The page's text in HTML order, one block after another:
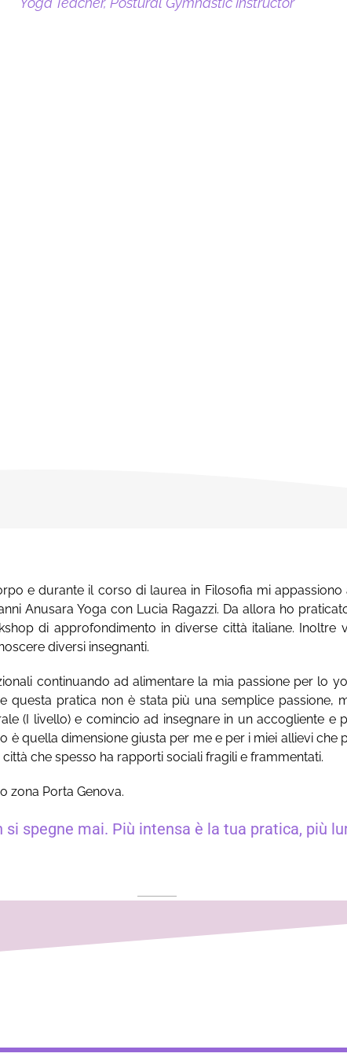
e durante il corso di laurea in Filosofia mi
Anusara Yoga con Lucia Ragazzi. Da allora ho
di approfondimento in diverse città italiane.
diversi insegnanti.
continuando ad alimentare la mia passione per lo
pratica non è stata più una semplice passione,
(I livello) e comincio ad insegnare in un accogliente e
quella dimensione giusta per me e per i miei allievi che
che spesso ha rapporti sociali fragili e frammentati.
zona Porta Genova.
si spegne mai. Più intensa è la tua pratica, più